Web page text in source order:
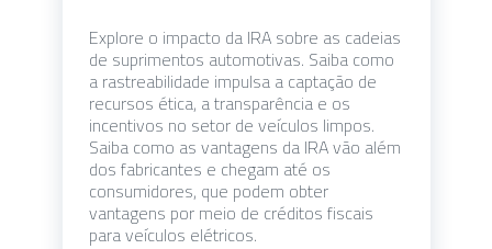
Explore o impacto da IRA sobre as cadeias
de suprimentos automotivas. Saiba como
a rastreabilidade impulsa a captação de
recursos ética, a transparência e os
incentivos no setor de veículos limpos.
Saiba como as vantagens da IRA vão além
dos fabricantes e chegam até os
consumidores, que podem obter
vantagens por meio de créditos fiscais
para veículos elétricos.